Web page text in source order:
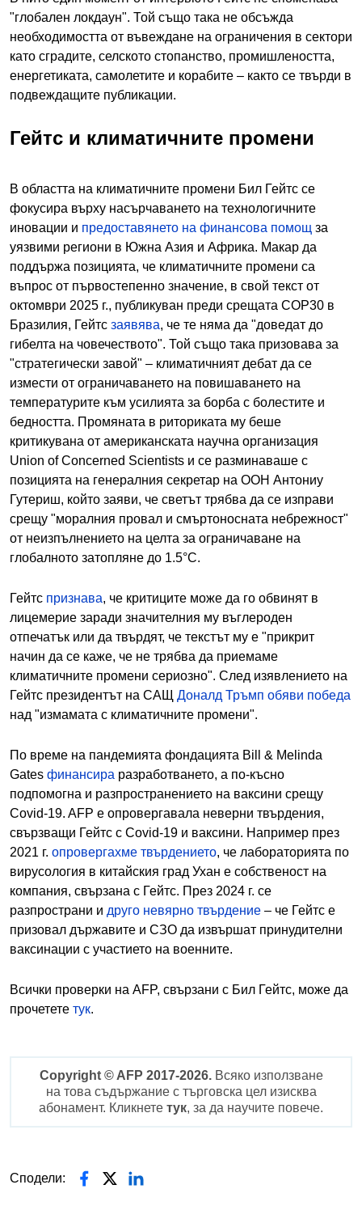
"глобален локдаун". Той също така не обсъжда
необходимостта от въвеждане на ограничения в сектори
като сградите, селското стопанство, промишлеността,
енергетиката, самолетите и корабите – както се твърди в
подвеждащите публикации.
Гейтс и климатичните промени
В областта на климатичните промени Бил Гейтс се
фокусира върху насърчаването на технологичните
иновации и предоставянето на финансова помощ за
уязвими региони в Южна Азия и Африка. Макар да
поддържа позицията, че климатичните промени са
въпрос от първостепенно значение, в свой текст от
октомври 2025 г., публикуван преди срещата COP30 в
Бразилия, Гейтс заявява, че те няма да "доведат до
гибелта на човечеството". Той също така призовава за
"стратегически завой" – климатичният дебат да се
измести от ограничаването на повишаването на
температурите към усилията за борба с болестите и
бедността. Промяната в риториката му беше
критикувана от американската научна организация
Union of Concerned Scientists и се разминаваше с
позицията на генералния секретар на ООН Антониу
Гутериш, който заяви, че светът трябва да се изправи
срещу "моралния провал и смъртоносната небрежност"
от неизпълнението на целта за ограничаване на
глобалното затопляне до 1.5°C.
Гейтс признава, че критиците може да го обвинят в
лицемерие заради значителния му въглероден
отпечатък или да твърдят, че текстът му е "прикрит
начин да се каже, че не трябва да приемаме
климатичните промени сериозно". След изявлението на
Гейтс президентът на САЩ Доналд Тръмп обяви победа
над "измамата с климатичните промени".
По време на пандемията фондацията Bill & Melinda
Gates финансира разработването, а по-късно
подпомогна и разпространението на ваксини срещу
Covid-19. AFP е опровергавала неверни твърдения,
свързващи Гейтс с Covid-19 и ваксини. Например през
2021 г. опровергахме твърдението, че лабораторията по
вирусология в китайския град Ухан е собственост на
компания, свързана с Гейтс. През 2024 г. се
разпространи и друго невярно твърдение – че Гейтс е
призовал държавите и СЗО да извършат принудителни
ваксинации с участието на военните.
Всички проверки на AFP, свързани с Бил Гейтс, може да
прочетете тук.
Copyright © AFP 2017-2026.Всяко използване
на това съдържание с търговска цел изисква
абонамент. Кликнете тук, за да научите повече.
Сподели: